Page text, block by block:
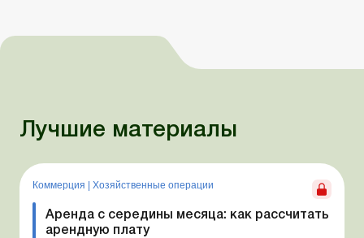
Лучшие материалы
Коммерция Хозяйственные операции
Аренда с середины месяца: как рассчитать
арендную плату